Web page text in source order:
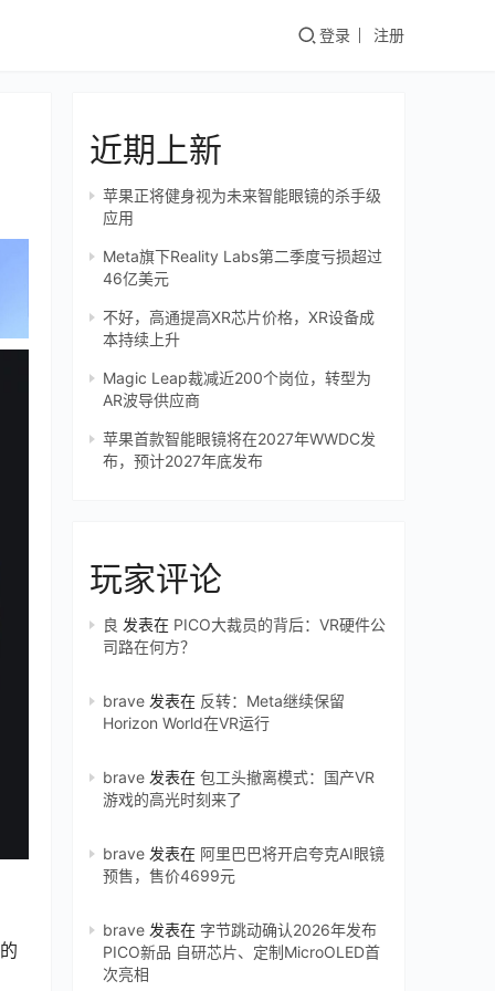
登录 注册
近期上新
苹果正将健身视为未来智能眼镜的杀手级
应用
Meta旗下Reality Labs第二季度亏损超过
46亿美元
不好，高通提高XR芯片价格，XR设备成
本持续上升
Magic Leap裁减近200个岗位，转型为
AR波导供应商
苹果首款智能眼镜将在2027年WWDC发
布，预计2027年底发布
玩家评论
良 发表在 PICO大裁员的背后：VR硬件公
司路在何方？
brave 发表在 反转：Meta继续保留
Horizon World在VR运行
brave 发表在 包工头撤离模式：国产VR
游戏的高光时刻来了
brave 发表在 阿里巴巴将开启夸克AI眼镜
预售，售价4699元
brave 发表在 字节跳动确认2026年发布
PICO新品 自研芯片、定制MicroOLED首
次亮相